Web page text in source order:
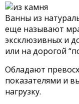
Ванны из
еще называют
эксклюзивных и
или на дорогой
Обладают
показателями и
нагрузку.